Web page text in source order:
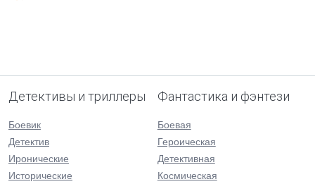
Детективы и триллеры
Боевик
Детектив
Иронические
Исторические
Фантастика и фэнтези
Боевая
Героическая
Детективная
Космическая